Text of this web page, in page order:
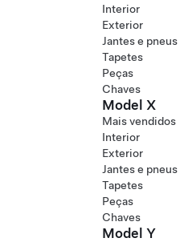
Interior
Exterior
Jantes e pneus
Tapetes
Peças
Chaves
Model X
Mais vendidos
Interior
Exterior
Jantes e pneus
Tapetes
Peças
Chaves
Model Y